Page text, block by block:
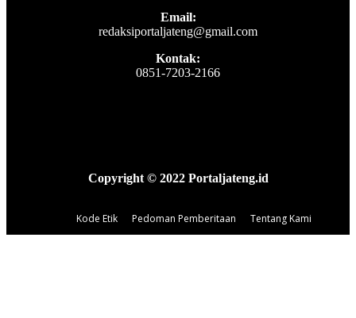
Email:
redaksiportaljateng@gmail.com
Kontak:
0851-7203-2166
Copyright © 2022 Portaljateng.id
Kode Etik Pedoman Pemberitaan Tentang Kami